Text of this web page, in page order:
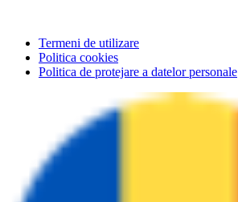
Termeni de utilizare
Politica cookies
Politica de protejare a datelor personale